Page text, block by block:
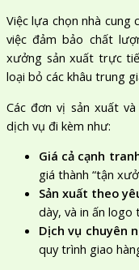
Việc lựa chọn nhà
việc đảm bảo chất
xưởng sản xuất trực
loại bỏ các khâu trung
Các đơn vị sản xuất
dịch vụ đi kèm như:
Giá cả cạnh
giá thành “tận
Sản xuất theo
dày, và in ấn logo
Dịch vụ chuyên
quy trình giao